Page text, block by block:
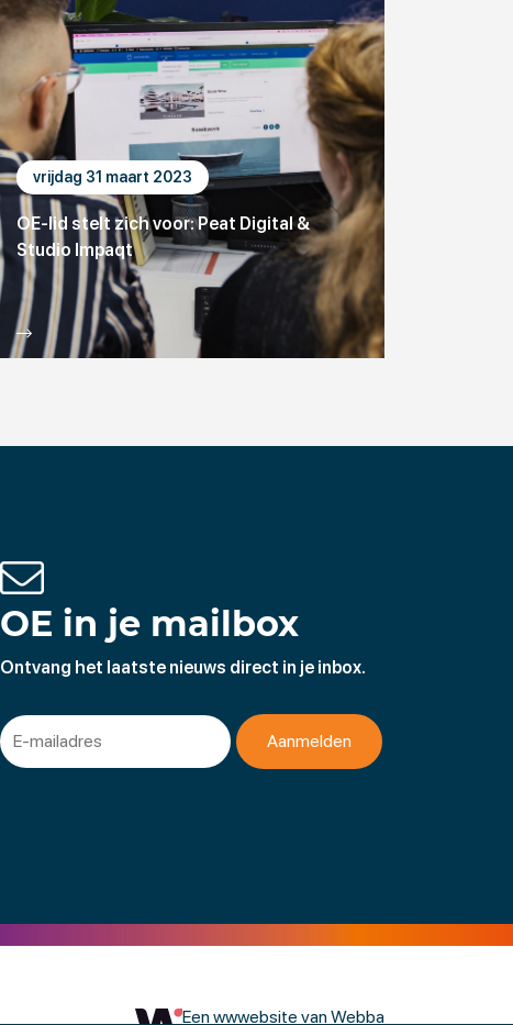
vrijdag 31 maart 2023
OE-lid stelt zich voor: Peat Digital &
Studio Impaqt
OE in je mailbox
Ontvang het laatste nieuws direct in je inbox.
Een wwwebsite van Webba